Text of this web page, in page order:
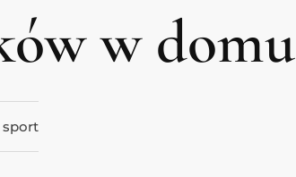
w domu
sport